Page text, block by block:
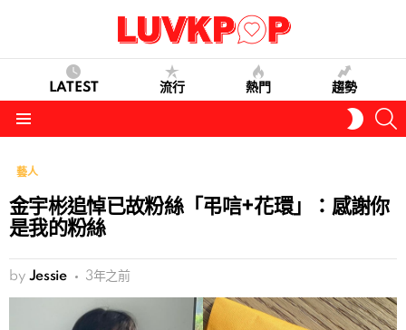
LATEST 流行 熱門 趨勢
SKIN
藝人
金宇彬追悼已故粉絲「弔唁+花環」：感謝你
是我的粉絲
by Jessie 3年之前